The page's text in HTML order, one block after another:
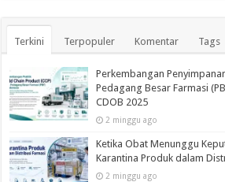
Terkini Terpopuler Komentar Tags
Perkembangan
Pedagang Besar Farmasi
CDOB 2025
2 minggu ago
Ketika Obat Menunggu
Karantina Produk dalam
2 minggu ago